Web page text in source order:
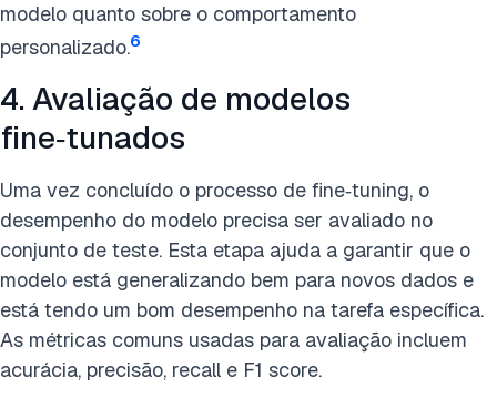
modelo quanto sobre o comportamento
personalizado.6
4. Avaliação de modelos
fine‑tunados
Uma vez concluído o processo de fine‑tuning, o
desempenho do modelo precisa ser avaliado no
conjunto de teste. Esta etapa ajuda a garantir que o
modelo está generalizando bem para novos dados e
está tendo um bom desempenho na tarefa específica.
As métricas comuns usadas para avaliação incluem
acurácia, precisão, recall e F1 score.